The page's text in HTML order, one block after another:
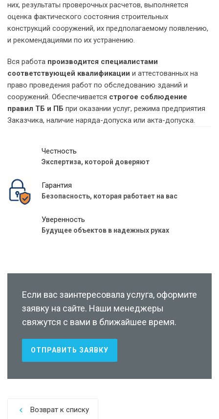
них, результаты проверочных расчетов, выполняется
оценка фактического состояния строительных
конструкций сооружений, их предполагаемому появлению,
и рекомендациями по их устранению.
Вся работа производится специалистами
соответствующей квалификации и аттестованных на
право проведения работ по обследованию зданий и
сооружений. Обеспечивается строгое соблюдение
правил ТБ и ПБ при оказании услуг, режима предприятия
Заказчика, наличие наряда-допуска или акта-допуска.
Честность
Экспертиза, которой доверяют
Гарантия
Безопасность, которая работает на вас
Уверенность
Будущее объектов в надежных руках
Если вас заинтересовала услуга, оформите
заявку на сайте. Наши менеджеры
свяжутся с вами в ближайшее время.
ОТПРАВИТЬ ЗАЯВКУ
chevron_left Возврат к списку